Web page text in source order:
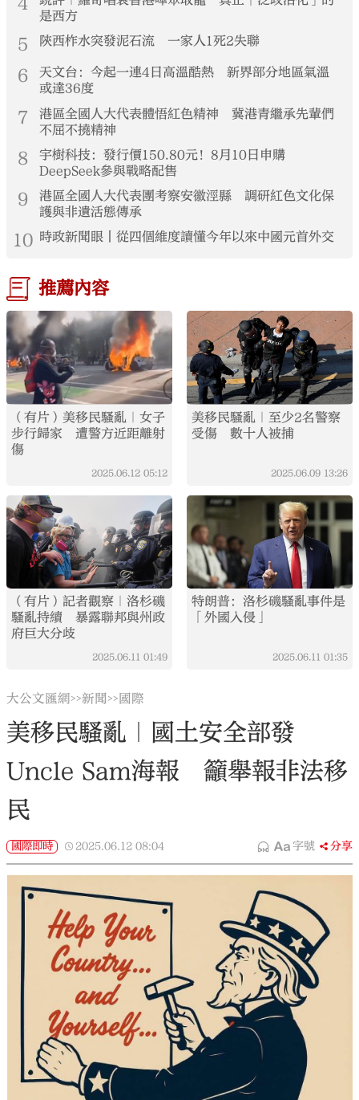
是西方
5 陝西柞水突發泥石流 一家人1死2失聯
6
天文台：今起一連4日高溫酷熱 新界部分地區氣溫
或達36度
7
港區全國人大代表體悟紅色精神 冀港青繼承先輩們
不屈不撓精神
8
宇樹科技：發行價150.80元！8月10日申購
DeepSeek參與戰略配售
9
港區全國人大代表團考察安徽涇縣 調研紅色文化保
護與非遺活態傳承
10 時政新聞眼丨從四個維度讀懂今年以來中國元首外交
推薦內容
（有片）美移民騷亂｜女子
步行歸家 遭警方近距離射
傷
2025.06.12 05:12
美移民騷亂｜至少2名警察
受傷 數十人被捕
2025.06.09 13:26
（有片）記者觀察｜洛杉磯
騷亂持續 暴露聯邦與州政
府巨大分歧
2025.06.11 01:49
特朗普：洛杉磯騷亂事件是
「外國入侵」
2025.06.11 01:35
大公文匯網>>新聞>> 國際
美移民騷亂｜國土安全部發
Uncle Sam海報 籲舉報非法移
民
國際即時 2025.06.12 08:04 字號 分享